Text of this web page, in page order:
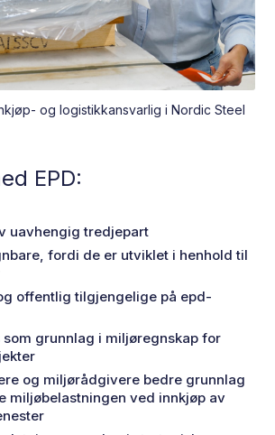
og logistikkansvarlig i Nordic Steel
EPD:
uavhengig tredjepart
fordi de er utviklet i henhold til
offentlig tilgjengelige på epd-
som grunnlag i miljøregnskap for
og miljørådgivere bedre grunnlag
miljøbelastningen ved innkjøp av